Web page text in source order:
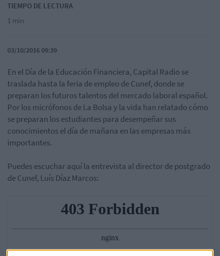
TIEMPO DE LECTURA
1 min
03/10/2016 09:39
En el Día de la Educación Financiera, Capital Radio se
traslada hasta la feria de empleo de Cunef, donde se
preparan los futuros talentos del mercado laboral español.
Por los micrófonos de La Bolsa y la vida han relatado cómo
se preparan los estudiantes para desempeñar sus
conocimientos el día de mañana en las empresas más
importantes.
Puedes escuchar aquí la entrevista al director de postgrado
de Cunef, Luís Díaz Marcos: